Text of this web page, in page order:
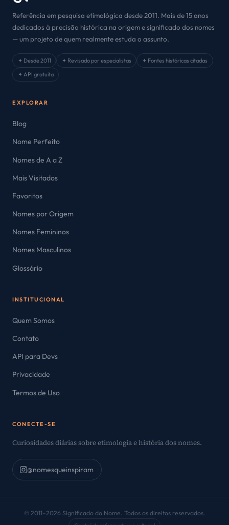
Referência em pesquisa etimológica desde 2011. Mais de 15 anos
dedicados à precisão histórica na origem e significado dos nomes
— um projeto de quem realmente estuda o assunto.
✦ Desde 2011 ✦ Revisado por especialistas
✦ Fontes históricas citadas
✦ API gratuita
EXPLORAR
Blog
Nome Perfeito
Nomes de A a Z
Mais Visitados
Favoritos
Nomes por Origem
Nomes Femininos
Nomes Masculinos
Glossário
INSTITUCIONAL
Quem Somos
Contato
API para Devs
Privacidade
Termos de Uso
CONECTE-SE
Curiosidades diárias sobre etimologia e história dos nomes.
@nomesqueinspiram
© 2011–2026 Significado do Nome. Todos os direitos reservados.